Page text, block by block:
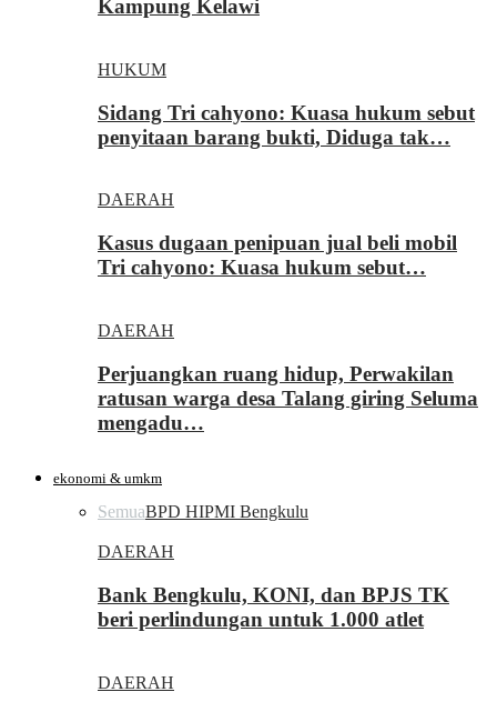
Kampung Kelawi
HUKUM
Sidang Tri cahyono: Kuasa hukum sebut
penyitaan barang bukti, Diduga tak…
DAERAH
Kasus dugaan penipuan jual beli mobil
Tri cahyono: Kuasa hukum sebut…
DAERAH
Perjuangkan ruang hidup, Perwakilan
ratusan warga desa Talang giring Seluma
mengadu…
ekonomi & umkm
SemuaBPD HIPMI Bengkulu
DAERAH
Bank Bengkulu, KONI, dan BPJS TK
beri perlindungan untuk 1.000 atlet
DAERAH